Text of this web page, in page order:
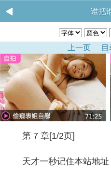
谁把
上一页
第 7 章[1/2页]
天才一秒记住本站地